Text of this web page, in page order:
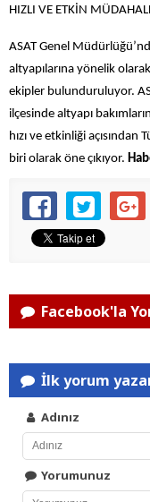
HIZLI VE ETKİN
ASAT Genel
altyapılarına yönelik
ekipler bulunduruluyor.
ilçesinde altyapı
hızı ve etkinliği açısından
biri olarak öne çıkıyor.
Facebook'la
İlk yorum
Adınız
Yorumunuz